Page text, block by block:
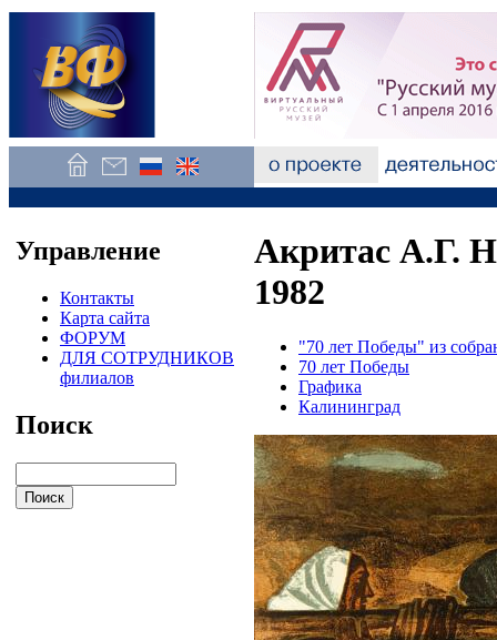
Управление
Контакты
Карта сайта
ФОРУМ
ДЛЯ СОТРУДНИКОВ
филиалов
Поиск
Акритас А.Г.
1982
"70 лет Победы" из
70 лет Победы
Графика
Калининград